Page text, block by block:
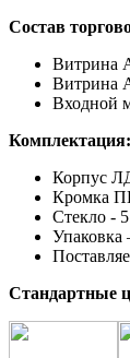
Состав
Витрина
Витрина
Входной
Комплектация:
Корпус
Кромка
Стекло -
Упаковка
Стандартные